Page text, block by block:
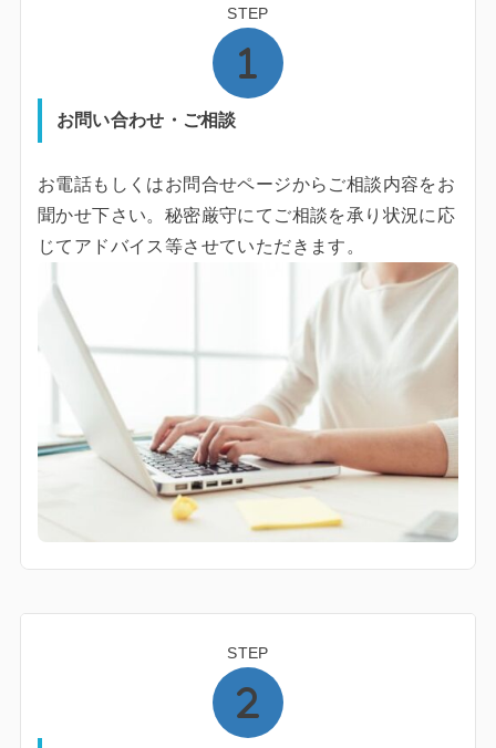
STEP
お問い合わせ・ご相談
お電話もしくはお問合せページからご相談内容をお
聞かせ下さい。秘密厳守にてご相談を承り状況に応
じてアドバイス等させていただきます。
STEP